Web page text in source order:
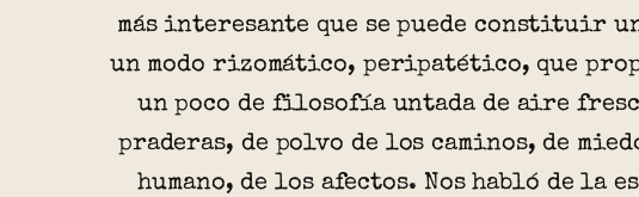
más interesante que se puede constituir
un modo rizomático, peripatético, que
un poco de filosofía untada de aire
praderas, de polvo de los caminos, de
humano, de los afectos. Nos habló de la